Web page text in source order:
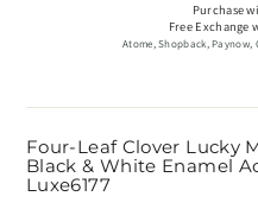
Purchase
Free Exchange
Atome, Shopback,
Four-Leaf Clover Lucky
Black & White Enamel
Luxe6177